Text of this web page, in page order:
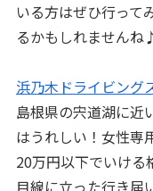
いる方はぜひ行って
るかもしれませんね
浜乃木ドライビング
島根県の宍道湖に近
はうれしい！女性専
20万円以下でいける